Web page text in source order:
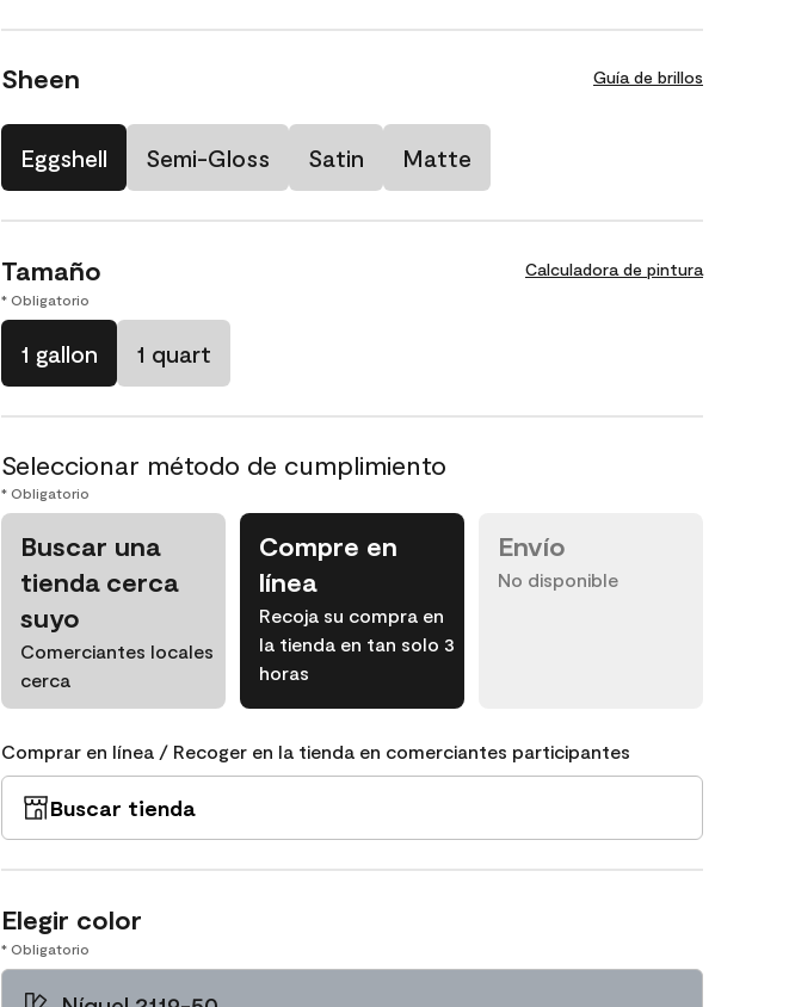
Sheen Guía de brillos
Eggshell Semi-Gloss Satin Matte
Tamaño Calculadora de pintura
* Obligatorio
1 gallon 1 quart
Seleccionar método de cumplimiento
* Obligatorio
Buscar una
tienda cerca
suyo
Comerciantes locales
cerca
Compre en
línea
Recoja su compra en
la tienda en tan solo 3
horas
Envío
No disponible
Comprar en línea / Recoger en la tienda en comerciantes participantes
Buscar tienda
Elegir color
* Obligatorio